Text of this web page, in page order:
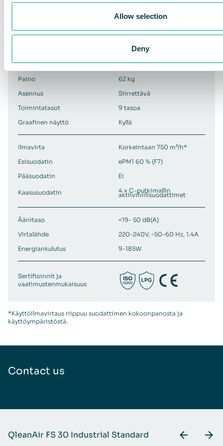
Allow selection
Deny
Väri
546 x 1270 x 454 mm
Materiaali
metallilevy
Paino
62 kg
Asennus
Siirrettävä
Toimintatasot
9 tasoa
Graafinen näyttö
Kyllä
Ilmavirta
Korkeintaan 750 m³/h*
Esisuodatin
ePM1 60 % (F7)
Pääsuodatin
Ei
Kaasusuodatin 4 x C-putkimallin
aktiivihiilisuodattimet
Äänitaso
<19- 50 dB(A)
Virtalähde
220-240V, ~50-60 Hz, 1.4A
Energiankulutus
9-185W
Sertifioinnit ja
vaatimustenmukaisuus
*Käyttöilmavirtaus riippuu suodattimen kokoonpanosta ja
käyttöympäristöstä.
Contact us
QleanAir FS 30 Industrial Standard